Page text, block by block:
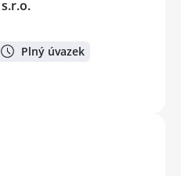
Plný úvazek